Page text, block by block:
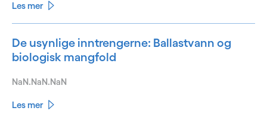
Les mer
De usynlige inntrengerne: Ballastvann og
biologisk mangfold
NaN.NaN.NaN
Les mer